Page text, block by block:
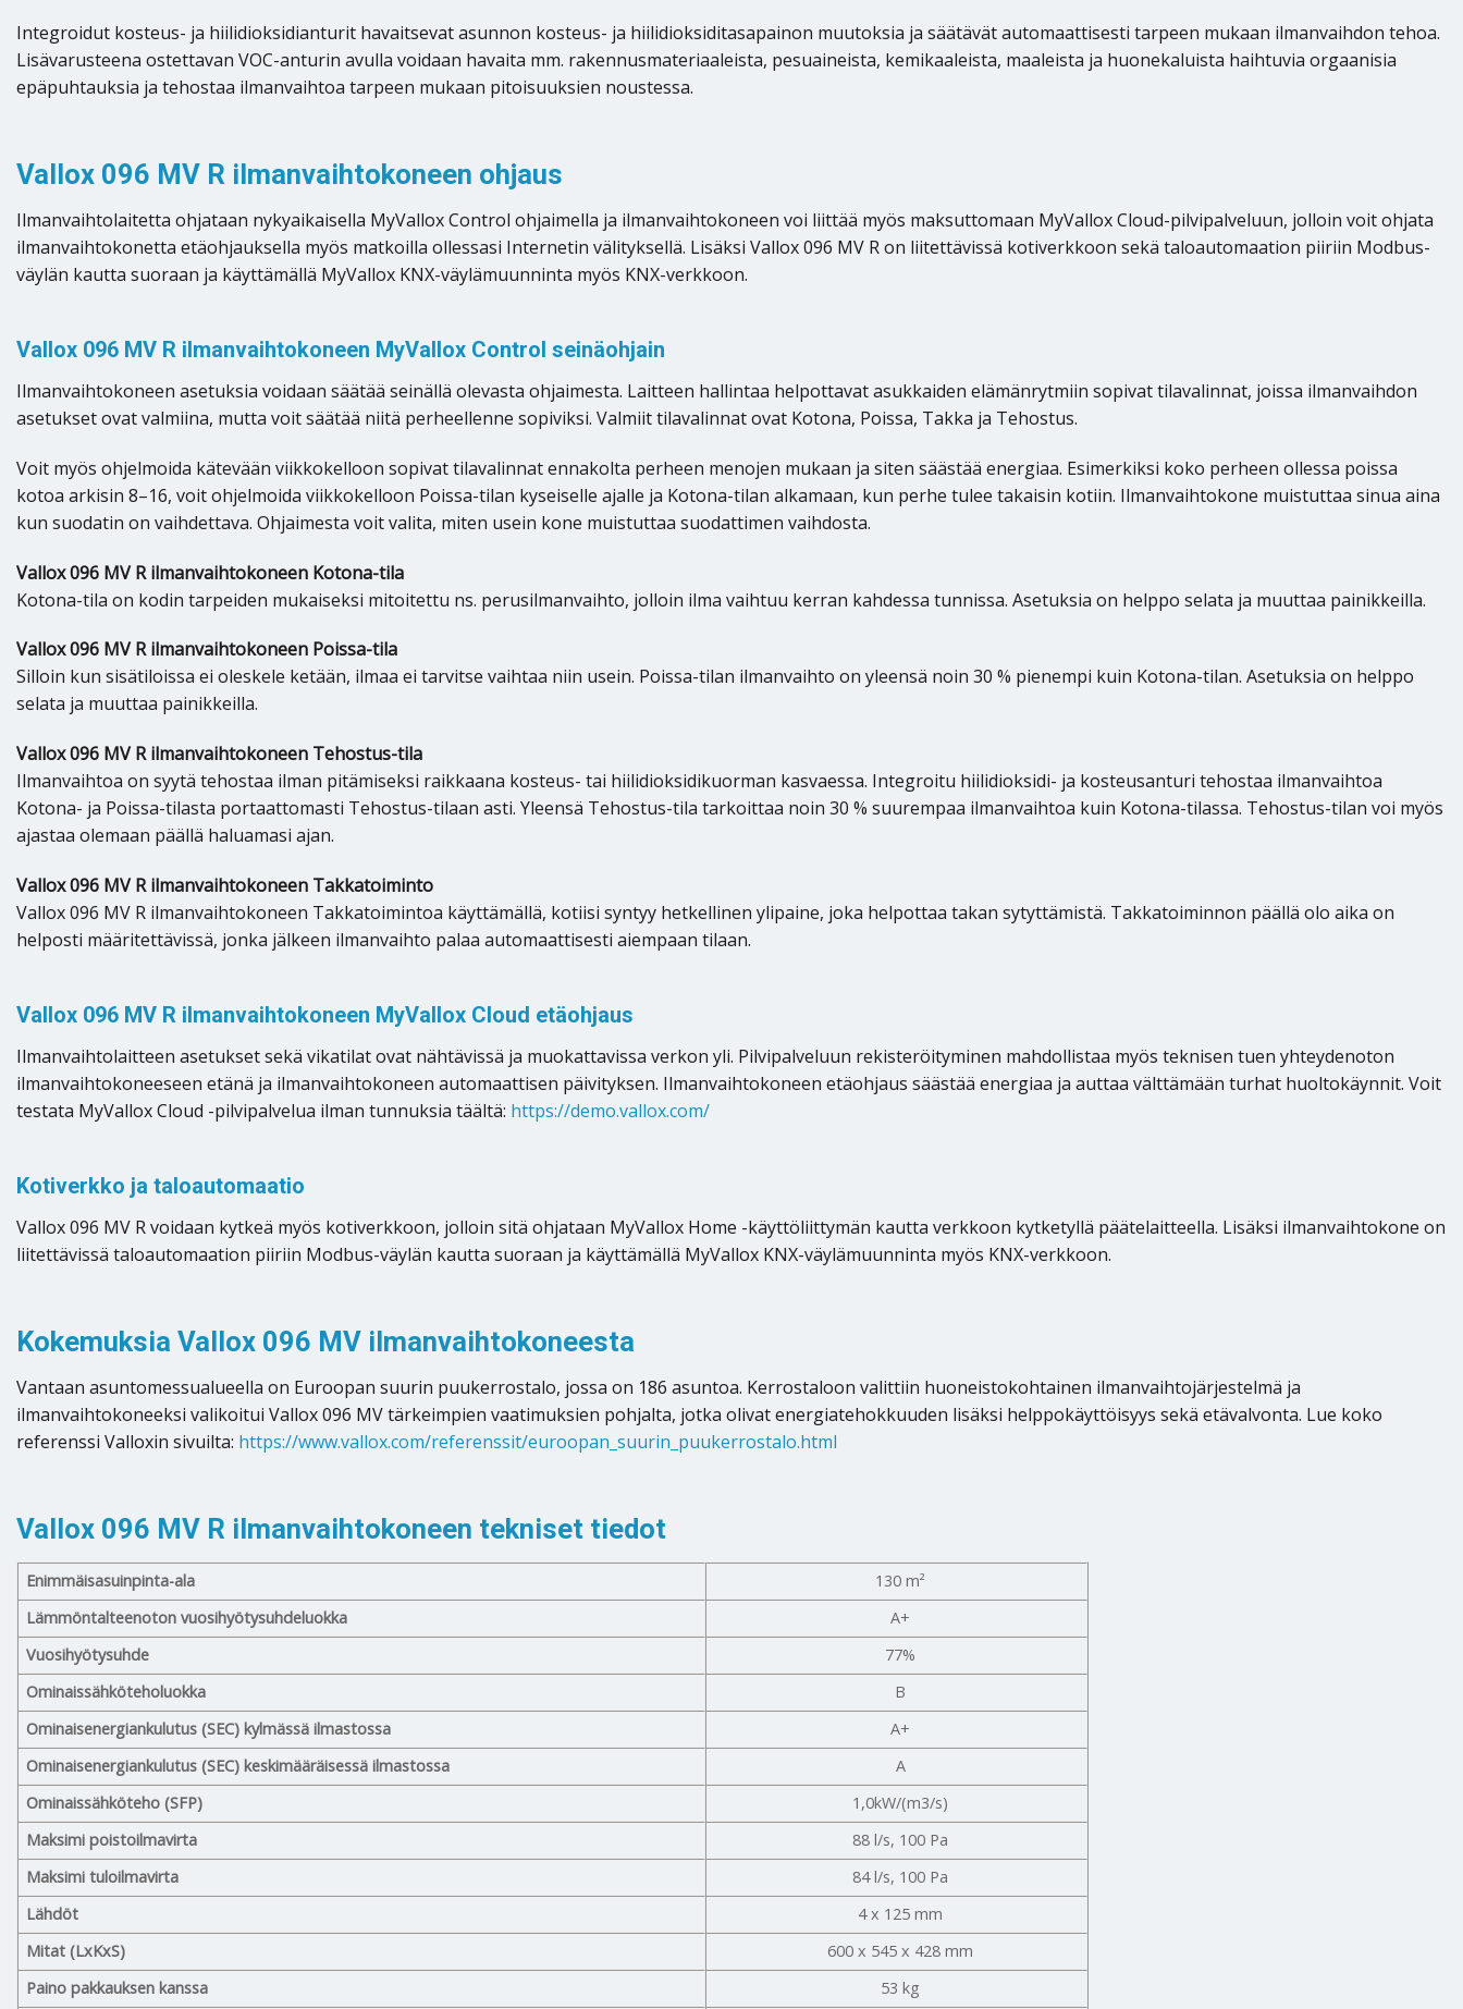
Integroidut kosteus- ja hiilidioksidianturit havaitsevat asunnon kosteus- ja hiilidioksiditasapainon muutoksia ja säätävät automaattisesti tarpeen mukaan ilmanvaihdon tehoa.
Lisävarusteena ostettavan VOC-anturin avulla voidaan havaita mm. rakennusmateriaaleista, pesuaineista, kemikaaleista, maaleista ja huonekaluista haihtuvia orgaanisia
epäpuhtauksia ja tehostaa ilmanvaihtoa tarpeen mukaan pitoisuuksien noustessa.
Vallox 096 MV R ilmanvaihtokoneen ohjaus
Ilmanvaihtolaitetta ohjataan nykyaikaisella MyVallox Control ohjaimella ja ilmanvaihtokoneen voi liittää myös maksuttomaan MyVallox Cloud-pilvipalveluun, jolloin voit ohjata
ilmanvaihtokonetta etäohjauksella myös matkoilla ollessasi Internetin välityksellä. Lisäksi Vallox 096 MV R on liitettävissä kotiverkkoon sekä taloautomaation piiriin Modbus-
väylän kautta suoraan ja käyttämällä MyVallox KNX-väylämuunninta myös KNX-verkkoon.
Vallox 096 MV R ilmanvaihtokoneen MyVallox Control seinäohjain
Ilmanvaihtokoneen asetuksia voidaan säätää seinällä olevasta ohjaimesta. Laitteen hallintaa helpottavat asukkaiden elämänrytmiin sopivat tilavalinnat, joissa ilmanvaihdon
asetukset ovat valmiina, mutta voit säätää niitä perheellenne sopiviksi. Valmiit tilavalinnat ovat Kotona, Poissa, Takka ja Tehostus.
Voit myös ohjelmoida kätevään viikkokelloon sopivat tilavalinnat ennakolta perheen menojen mukaan ja siten säästää energiaa. Esimerkiksi koko perheen ollessa poissa
kotoa arkisin 8–16, voit ohjelmoida viikkokelloon Poissa-tilan kyseiselle ajalle ja Kotona-tilan alkamaan, kun perhe tulee takaisin kotiin. Ilmanvaihtokone muistuttaa sinua aina
kun suodatin on vaihdettava. Ohjaimesta voit valita, miten usein kone muistuttaa suodattimen vaihdosta.
Vallox 096 MV R ilmanvaihtokoneen Kotona-tila
Kotona-tila on kodin tarpeiden mukaiseksi mitoitettu ns. perusilmanvaihto, jolloin ilma vaihtuu kerran kahdessa tunnissa. Asetuksia on helppo selata ja muuttaa painikkeilla.
Vallox 096 MV R ilmanvaihtokoneen Poissa-tila
Silloin kun sisätiloissa ei oleskele ketään, ilmaa ei tarvitse vaihtaa niin usein. Poissa-tilan ilmanvaihto on yleensä noin 30 % pienempi kuin Kotona-tilan. Asetuksia on helppo
selata ja muuttaa painikkeilla.
Vallox 096 MV R ilmanvaihtokoneen Tehostus-tila
Ilmanvaihtoa on syytä tehostaa ilman pitämiseksi raikkaana kosteus- tai hiilidioksidikuorman kasvaessa. Integroitu hiilidioksidi- ja kosteusanturi tehostaa ilmanvaihtoa
Kotona- ja Poissa-tilasta portaattomasti Tehostus-tilaan asti. Yleensä Tehostus-tila tarkoittaa noin 30 % suurempaa ilmanvaihtoa kuin Kotona-tilassa. Tehostus-tilan voi myös
ajastaa olemaan päällä haluamasi ajan.
Vallox 096 MV R ilmanvaihtokoneen Takkatoiminto
Vallox 096 MV R ilmanvaihtokoneen Takkatoimintoa käyttämällä, kotiisi syntyy hetkellinen ylipaine, joka helpottaa takan sytyttämistä. Takkatoiminnon päällä olo aika on
helposti määritettävissä, jonka jälkeen ilmanvaihto palaa automaattisesti aiempaan tilaan.
Vallox 096 MV R ilmanvaihtokoneen MyVallox Cloud etäohjaus
Ilmanvaihtolaitteen asetukset sekä vikatilat ovat nähtävissä ja muokattavissa verkon yli. Pilvipalveluun rekisteröityminen mahdollistaa myös teknisen tuen yhteydenoton
ilmanvaihtokoneeseen etänä ja ilmanvaihtokoneen automaattisen päivityksen. Ilmanvaihtokoneen etäohjaus säästää energiaa ja auttaa välttämään turhat huoltokäynnit. Voit
testata MyVallox Cloud -pilvipalvelua ilman tunnuksia täältä: https://demo.vallox.com/
Kotiverkko ja taloautomaatio
Vallox 096 MV R voidaan kytkeä myös kotiverkkoon, jolloin sitä ohjataan MyVallox Home -käyttöliittymän kautta verkkoon kytketyllä päätelaitteella. Lisäksi ilmanvaihtokone on
liitettävissä taloautomaation piiriin Modbus-väylän kautta suoraan ja käyttämällä MyVallox KNX-väylämuunninta myös KNX-verkkoon.
Kokemuksia Vallox 096 MV ilmanvaihtokoneesta
Vantaan asuntomessualueella on Euroopan suurin puukerrostalo, jossa on 186 asuntoa. Kerrostaloon valittiin huoneistokohtainen ilmanvaihtojärjestelmä ja
ilmanvaihtokoneeksi valikoitui Vallox 096 MV tärkeimpien vaatimuksien pohjalta, jotka olivat energiatehokkuuden lisäksi helppokäyttöisyys sekä etävalvonta. Lue koko
referenssi Valloxin sivuilta: https://www.vallox.com/referenssit/euroopan_suurin_puukerrostalo.html
Vallox 096 MV R ilmanvaihtokoneen tekniset tiedot
Enimmäisasuinpinta-ala
130 m²
Lämmöntalteenoton vuosihyötysuhdeluokka
A+
Vuosihyötysuhde
77%
Ominaissähköteholuokka
B
Ominaisenergiankulutus (SEC) kylmässä ilmastossa
A+
Ominaisenergiankulutus (SEC) keskimääräisessä ilmastossa
A
Ominaissähköteho (SFP)
1,0kW/(m3/s)
Maksimi poistoilmavirta
88 l/s, 100 Pa
Maksimi tuloilmavirta
84 l/s, 100 Pa
Lähdöt
4 x 125 mm
Mitat (LxKxS)
600 x 545 x 428 mm
Paino pakkauksen kanssa
53 kg